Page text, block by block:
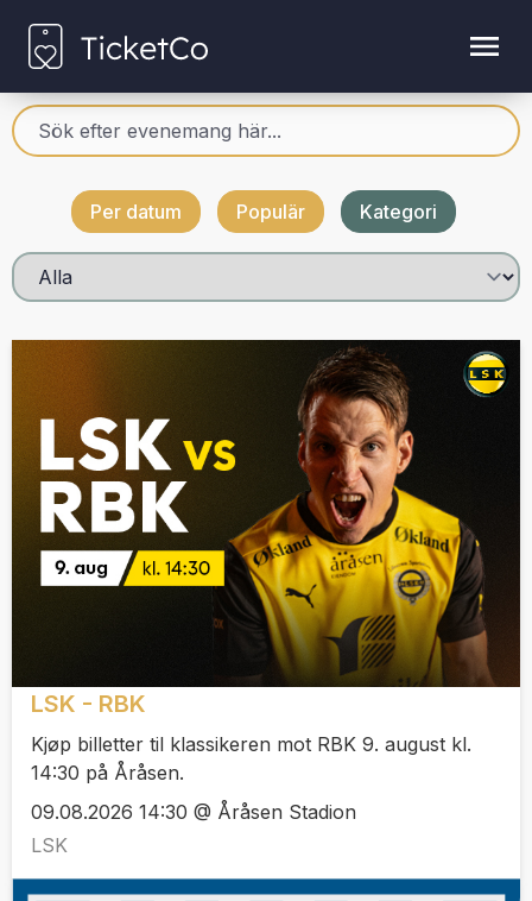
Per datum Populär Kategori
LSK - RBK
Kjøp billetter til klassikeren mot RBK 9. august kl.
14:30 på Åråsen.
09.08.2026 14:30 @ Åråsen Stadion
LSK